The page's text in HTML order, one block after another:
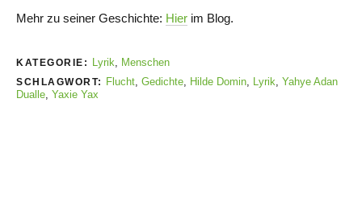
Mehr zu seiner Geschichte: Hier im Blog.
KATEGORIE: Lyrik, Menschen
SCHLAGWORT: Flucht, Gedichte, Hilde Domin, Lyrik, Yahye Adan
Dualle, Yaxie Yax